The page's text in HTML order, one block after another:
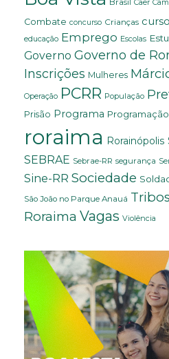
Brasil Caer
Combate concurso Crianças
educação Emprego Escolas
Governo Governo de
Inscrições Mulheres
Operação PCRR População
Prisão Programa Programação
roraima Rorainópolis
SEBRAE Sebrae-RR segurança
Sine-RR Sociedade
São João no Parque Anauá
Roraima Vagas Violência